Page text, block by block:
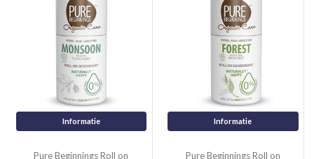
Informatie
Pure Beginnings Roll on
Informatie
Pure Beginnings Roll on